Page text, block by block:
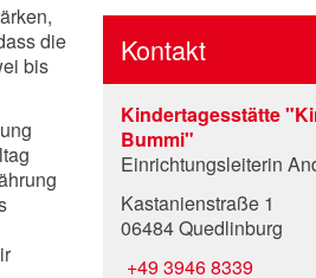
die
bis
Kontakt
Kindertagesstätte
Bummi"
Einrichtungsleiterin
Kastanienstraße 1
06484 Quedlinburg
+49 3946 8339